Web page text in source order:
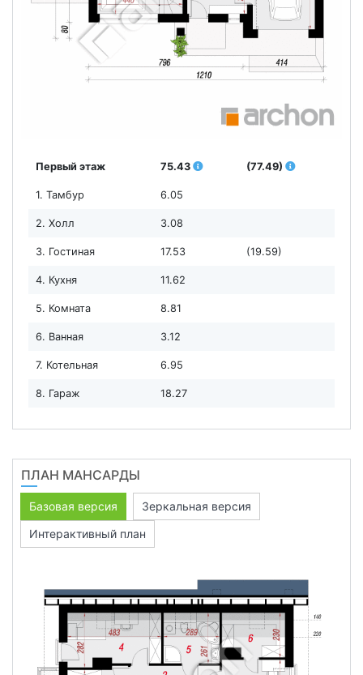
Первый этаж 75.43 (77.49)
1. Тамбур 6.05
2. Холл 3.08
3. Гостиная 17.53 (19.59)
4. Кухня 11.62
5. Комната 8.81
6. Ванная 3.12
7. Котельная 6.95
8. Гараж 18.27
ПЛАН МАНСАРДЫ
Базовая версия
Зеркальная версия
Интерактивный план